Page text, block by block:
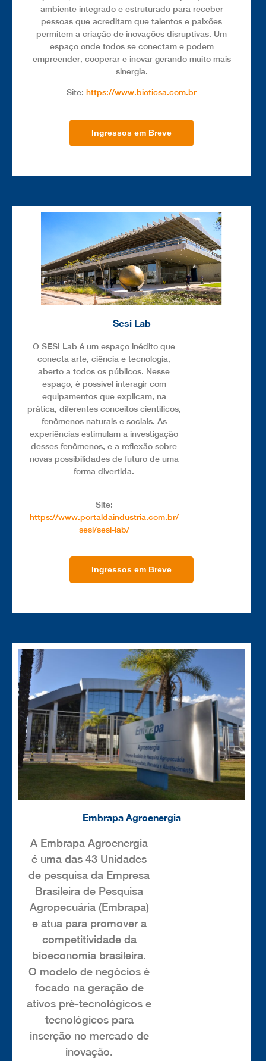
ambiente integrado e estruturado para receber
pessoas que acreditam que talentos e paixões
permitem a criação de inovações disruptivas. Um
espaço onde todos se conectam e podem
empreender, cooperar e inovar gerando muito mais
sinergia.
Site: https://www.bioticsa.com.br
Ingressos em Breve
Sesi Lab
O SESI Lab é um espaço inédito que
conecta arte, ciência e tecnologia,
aberto a todos os públicos. Nesse
espaço, é possível interagir com
equipamentos que explicam, na
prática, diferentes conceitos científicos,
fenômenos naturais e sociais. As
experiências estimulam a investigação
desses fenômenos, e a reflexão sobre
novas possibilidades de futuro de uma
forma divertida.
Site:
https://www.portaldaindustria.com.br/
sesi/sesi-lab/
Ingressos em Breve
Embrapa Agroenergia
A Embrapa Agroenergia
é uma das 43 Unidades
de pesquisa da Empresa
Brasileira de Pesquisa
Agropecuária (Embrapa)
e atua para promover a
competitividade da
bioeconomia brasileira.
O modelo de negócios é
focado na geração de
ativos pré-tecnológicos e
tecnológicos para
inserção no mercado de
inovação.